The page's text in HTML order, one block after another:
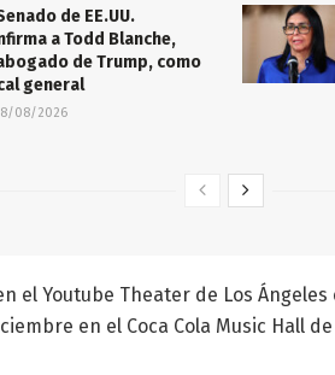
de EE.UU.
a Todd Blanche,
de Trump, como
general
08/2026
el Youtube Theater de Los
en el Coca Cola Music Hall de